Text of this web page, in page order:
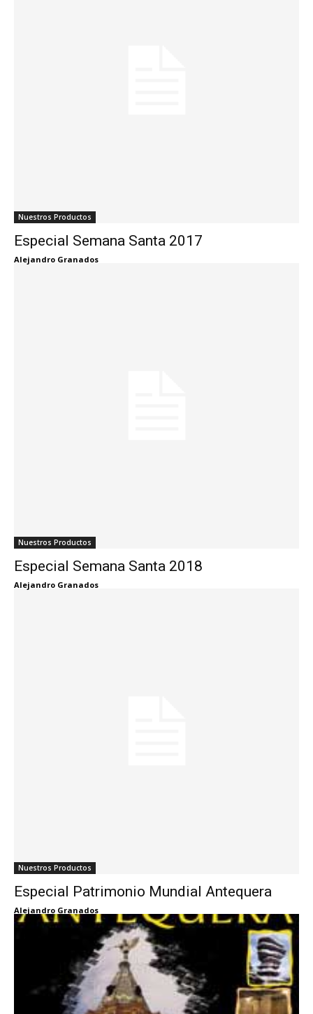
Nuestros Productos
Especial Semana Santa 2017
Alejandro Granados
Nuestros Productos
Especial Semana Santa 2018
Alejandro Granados
Nuestros Productos
Especial Patrimonio Mundial Antequera
Alejandro Granados